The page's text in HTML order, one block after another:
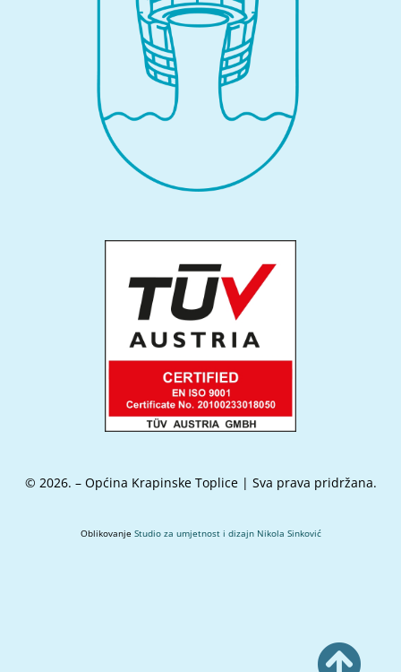
© 2026. – Općina Krapinske Toplice | Sva prava pridržana.
Oblikovanje Studio za umjetnost i dizajn Nikola Sinković